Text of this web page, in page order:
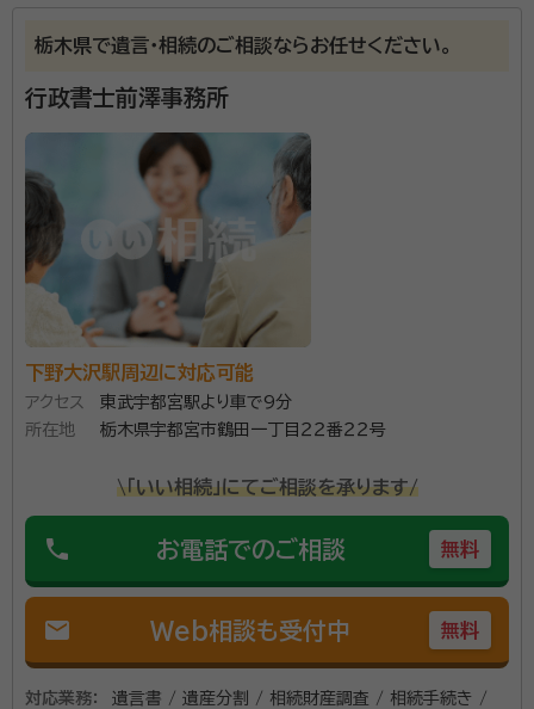
栃木県で遺言・相続のご相談ならお任せください。
行政書士前澤事務所
下野大沢駅周辺に対応可能
アクセス
東武宇都宮駅より車で9分
所在地
栃木県宇都宮市鶴田一丁目２２番２２号
\「いい相続」にてご相談を承ります/
phone お電話でのご相談 無料
mail Web相談も受付中 無料
対応業務：
遺言書 / 遺産分割 / 相続財産調査 / 相続手続き /